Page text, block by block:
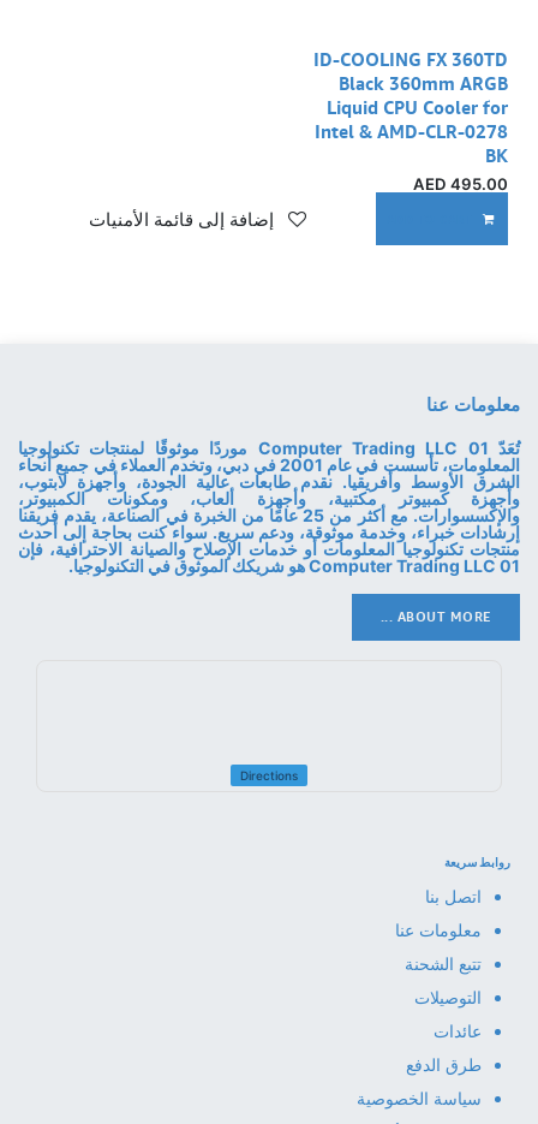
ID-COOLING FX 360TD
Black 360mm ARGB
Liquid CPU Cooler for
Intel & AMD-CLR-0278
BK
495.00
إضافة إلى قائمة الأمنيات
معلومات عنا
تُعَدّ 01 Computer Trading LLC موردًا موثوقًا لمنتجات تكنولوجيا
المعلومات، تأسست في عام 2001 في دبي، وتخدم العملاء في جميع أنحاء
الشرق الأوسط وأفريقيا. نقدم طابعات عالية الجودة، وأجهزة لابتوب،
وأجهزة كمبيوتر مكتبية، وأجهزة ألعاب، ومكونات الكمبيوتر،
والإكسسوارات. مع أكثر من 25 عامًا من الخبرة في الصناعة، يقدم فريقنا
إرشادات خبراء، وخدمة موثوقة، ودعم سريع. سواء كنت بحاجة إلى أحدث
منتجات تكنولوجيا المعلومات أو خدمات الإصلاح والصيانة الاحترافية، فإن
01 Computer Trading LLC هو شريكك الموثوق في التكنولوجيا.
ABOUT MORE ...
Directions
روابط سريعة
اتصل بنا
معلومات عنا
تتبع الشحنة
التوصيلات
عائدات
طرق الدفع
سياسة الخصوصية